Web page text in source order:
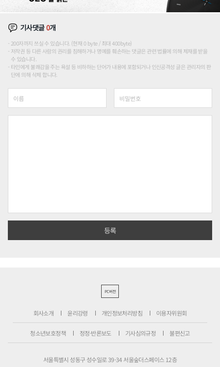
기사댓글0개
200자까지 쓰실 수 있습니다. (현재 0 byte / 최대 400byte)
저작권 등 다른 사람의 권리를 침해하거나 명예를 훼손하는 댓글은 관련 법률에 의해 제재를 받을
수 있습니다.
타인에게 불쾌감을 주는 욕설 등 비하하는 단어가 내용에 포함되거나 인신공격성 글은 관리자의 판
단에 의해 삭제 합니다.
PC버전
회사소개 윤리강령 개인정보처리방침 이용자위원회
청소년보호정책 정정·반론보도 기사심의규정 불편신고
서울특별시 성동구 성수일로 39-34 서울숲더스페이스 12층